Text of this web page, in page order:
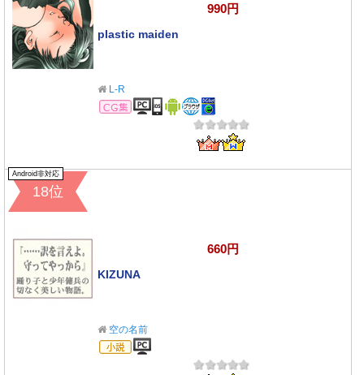
990円
plastic maiden
L-R
CG集
18位
Android非対応
660円
KIZUNA
空の名前
小説